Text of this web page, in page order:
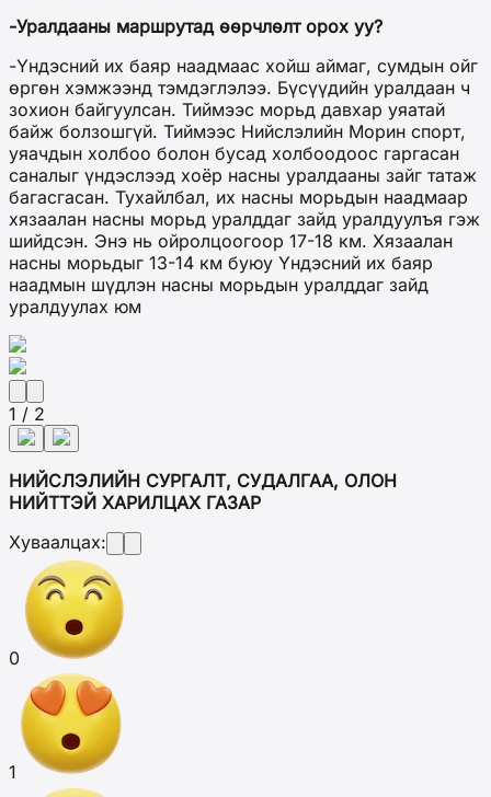
-Уралдааны маршрутад өөрчлөлт орох уу?
-Үндэсний их баяр наадмаас хойш аймаг, сумдын ойг
өргөн хэмжээнд тэмдэглэлээ. Бүсүүдийн уралдаан ч
зохион байгуулсан. Тиймээс морьд давхар уяатай
байж болзошгүй. Тиймээс Нийслэлийн Морин спорт,
уяачдын холбоо болон бусад холбоодоос гаргасан
саналыг үндэслээд хоёр насны уралдааны зайг татаж
багасгасан. Тухайлбал, их насны морьдын наадмаар
хязаалан насны морьд уралддаг зайд уралдуулъя гэж
шийдсэн. Энэ нь ойролцоогоор 17-18 км. Хязаалан
насны морьдыг 13-14 км буюу Үндэсний их баяр
наадмын шүдлэн насны морьдын уралддаг зайд
уралдуулах юм
1 / 2
НИЙСЛЭЛИЙН СУРГАЛТ, СУДАЛГАА, ОЛОН
НИЙТТЭЙ ХАРИЛЦАХ ГАЗАР
Хуваалцах:
0
1